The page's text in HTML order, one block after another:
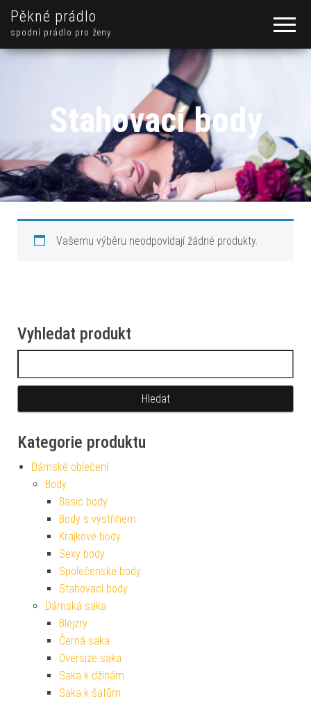
Pěkné prádlo
spodní prádlo pro ženy
Stahovací body
Vašemu výběru neodpovídají žádné produkty.
Vyhledat produkt
Kategorie produktu
Dámské oblečení
Body
Basic body
Body s výstřihem
Krajkové body
Sexy body
Společenské body
Stahovací body
Dámská saka
Blejzry
Černá saka
Oversize saka
Saka k džínám
Saka k šatům